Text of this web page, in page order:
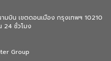
มบิน เขตดอนเมือง กรุงเทพฯ 10210
24 ชั่วโมง
Group